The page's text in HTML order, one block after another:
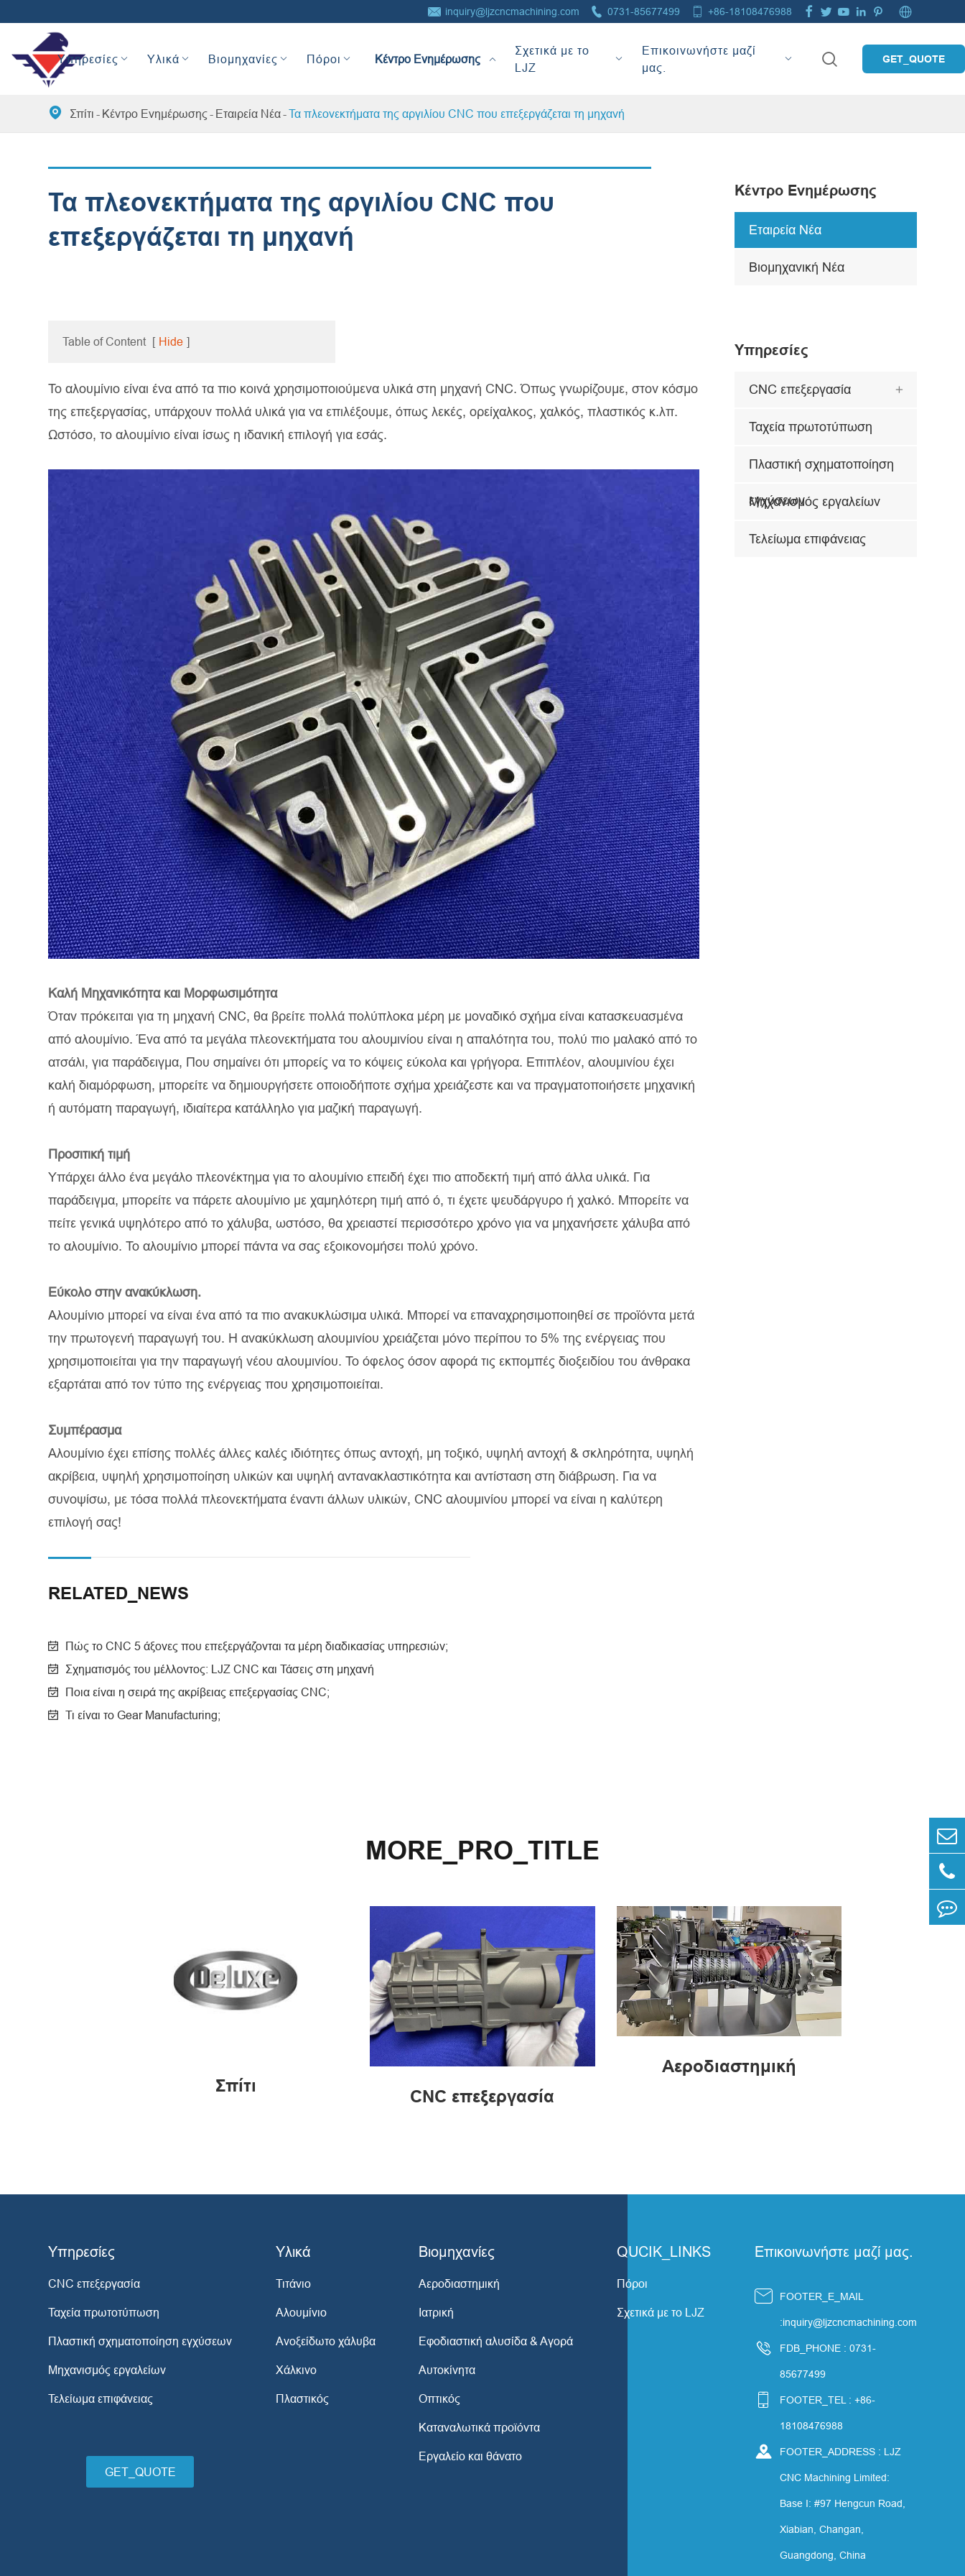
 inquiry@ljzcncmachining.com  0731-85677499  +86-18108476988      
Υπηρεσίες Υλικά Βιομηχανίες Πόροι
Ενημέρωσης
Σχετικά με το
LJZ
Επικοινωνήστε μαζί
μας.
 GET_QUOTE
 Σπίτι Κέντρο Ενημέρωσης Εταιρεία Νέα Τα πλεονεκτήματα της αργιλίου CNC που επεξεργάζεται τη μηχανή
Τα πλεονεκτήματα της αργιλίου CNC που
επεξεργάζεται τη μηχανή
Table of Content [ Hide ]
Το αλουμίνιο είναι ένα από τα πιο κοινά χρησιμοποιούμενα υλικά στη μηχανή CNC. Όπως γνωρίζουμε, στον κόσμο
της επεξεργασίας, υπάρχουν πολλά υλικά για να επιλέξουμε, όπως λεκές, ορείχαλκος, χαλκός, πλαστικός κ.λπ.
Ωστόσο, το αλουμίνιο είναι ίσως η ιδανική επιλογή για εσάς.
Καλή Μηχανικότητα και Μορφωσιμότητα
Όταν πρόκειται για τη μηχανή CNC, θα βρείτε πολλά πολύπλοκα μέρη με μοναδικό σχήμα είναι κατασκευασμένα
από αλουμίνιο. Ένα από τα μεγάλα πλεονεκτήματα του αλουμινίου είναι η απαλότητα του, πολύ πιο μαλακό από το
ατσάλι, για παράδειγμα, Που σημαίνει ότι μπορείς να το κόψεις εύκολα και γρήγορα. Επιπλέον, αλουμινίου έχει
καλή διαμόρφωση, μπορείτε να δημιουργήσετε οποιοδήποτε σχήμα χρειάζεστε και να πραγματοποιήσετε μηχανική
ή αυτόματη παραγωγή, ιδιαίτερα κατάλληλο για μαζική παραγωγή.
Προσιτική τιμή
Υπάρχει άλλο ένα μεγάλο πλεονέκτημα για το αλουμίνιο επειδή έχει πιο αποδεκτή τιμή από άλλα υλικά. Για
παράδειγμα, μπορείτε να πάρετε αλουμίνιο με χαμηλότερη τιμή από ό, τι έχετε ψευδάργυρο ή χαλκό. Μπορείτε να
πείτε γενικά υψηλότερο από το χάλυβα, ωστόσο, θα χρειαστεί περισσότερο χρόνο για να μηχανήσετε χάλυβα από
το αλουμίνιο. Το αλουμίνιο μπορεί πάντα να σας εξοικονομήσει πολύ χρόνο.
Εύκολο στην ανακύκλωση.
Αλουμίνιο μπορεί να είναι ένα από τα πιο ανακυκλώσιμα υλικά. Μπορεί να επαναχρησιμοποιηθεί σε προϊόντα μετά
την πρωτογενή παραγωγή του. Η ανακύκλωση αλουμινίου χρειάζεται μόνο περίπου το 5% της ενέργειας που
χρησιμοποιείται για την παραγωγή νέου αλουμινίου. Το όφελος όσον αφορά τις εκπομπές διοξειδίου του άνθρακα
εξαρτάται από τον τύπο της ενέργειας που χρησιμοποιείται.
Συμπέρασμα
Αλουμίνιο έχει επίσης πολλές άλλες καλές ιδιότητες όπως αντοχή, μη τοξικό, υψηλή αντοχή & σκληρότητα, υψηλή
ακρίβεια, υψηλή χρησιμοποίηση υλικών και υψηλή αντανακλαστικότητα και αντίσταση στη διάβρωση. Για να
συνοψίσω, με τόσα πολλά πλεονεκτήματα έναντι άλλων υλικών, CNC αλουμινίου μπορεί να είναι η καλύτερη
επιλογή σας!
RELATED_NEWS
Πώς το CNC 5 άξονες που επεξεργάζονται τα μέρη διαδικασίας υπηρεσιών;
Σχηματισμός του μέλλοντος: LJZ CNC και Τάσεις στη μηχανή
Ποια είναι η σειρά της ακρίβειας επεξεργασίας CNC;
Τι είναι το Gear Manufacturing;
Κέντρο Ενημέρωσης
Εταιρεία Νέα
Βιομηχανική Νέα
Υπηρεσίες
CNC επεξεργασία 
Ταχεία πρωτοτύπωση
Πλαστική σχηματοποίηση
εγχύσεων
Μηχανισμός εργαλείων
Τελείωμα επιφάνειας
MORE_PRO_TITLE
Σπίτι
CNC επεξεργασία
Αεροδιαστημική
Υπηρεσίες
CNC επεξεργασία
Ταχεία πρωτοτύπωση
Πλαστική σχηματοποίηση εγχύσεων
Μηχανισμός εργαλείων
Τελείωμα επιφάνειας
GET_QUOTE
Υλικά
Τιτάνιο
Αλουμίνιο
Ανοξείδωτο χάλυβα
Χάλκινο
Πλαστικός
Βιομηχανίες
Αεροδιαστημική
Ιατρική
Εφοδιαστική αλυσίδα & Αγορά
Αυτοκίνητα
Οπτικός
Καταναλωτικά προϊόντα
Εργαλείο και θάνατο
QUCIK_LINKS
Πόροι
Σχετικά με το LJZ
Επικοινωνήστε μαζί μας.
 FOOTER_E_MAIL
:inquiry@ljzcncmachining.com
 FDB_PHONE : 0731-
85677499
 FOOTER_TEL : +86-
18108476988
 FOOTER_ADDRESS : LJZ
CNC Machining Limited:
Base I: #97 Hengcun Road,
Xiabian, Changan,
Guangdong, China